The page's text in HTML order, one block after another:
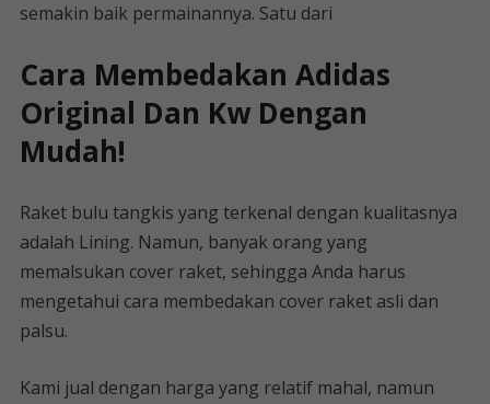
semakin baik permainannya. Satu dari
Cara Membedakan Adidas
Original Dan Kw Dengan
Mudah!
Raket bulu tangkis yang terkenal dengan kualitasnya
adalah Lining. Namun, banyak orang yang
memalsukan cover raket, sehingga Anda harus
mengetahui cara membedakan cover raket asli dan
palsu.
Kami jual dengan harga yang relatif mahal, namun